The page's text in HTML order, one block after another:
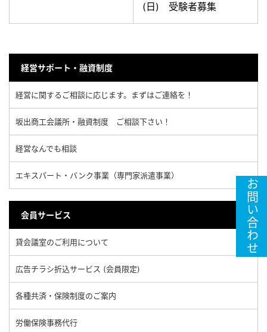
(日) 受験者募集
経営サポート・融資制度
経営に関するご相談に応じます。まずはご連絡を！
坂出商工会議所・融資制度 ご相談下さい！
経営なんでも相談
エキスパート・バンク事業（専門家派遣事業）
会員サービス
貸会議室のご利用について
広告チラシ折込サービス (会員限定)
各種共済・保険制度のご案内
労働保険事務代行
お問い合わせ